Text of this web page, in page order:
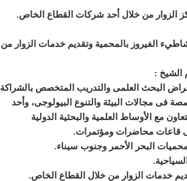
الزوار من خلال أحد شركات القطاع الخاص.
الفيروز بالمحمية وتقديم خدمات الزوار من
البحث العلمى والتدريب المتخصص بالشراكة
فى مجالات البيئة والتنوع البيولوجى، وأحد
مع الأوساط العلمية والبحثية الدولية